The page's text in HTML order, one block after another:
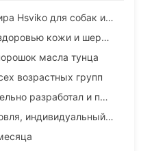
Название: Порошок рыбьего жира Hsviko для собак и кошек
Преимущества: Способствует здоровью кожи и шерсти у собак и кошек
масла тунца
возрастных групп
Особенности: Завод самостоятельно разработал и произвел
Услуги: Продажи, оптовая торговля, индивидуальный подход, OEM и ODM